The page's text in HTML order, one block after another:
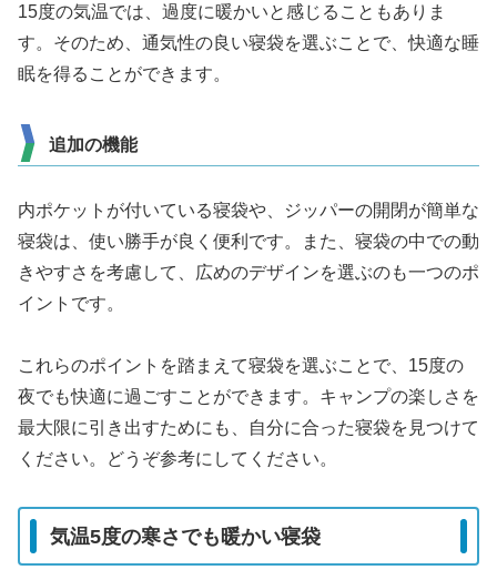
15度の気温では、過度に暖かいと感じることもありま
す。そのため、通気性の良い寝袋を選ぶことで、快適な睡
眠を得ることができます。
追加の機能
内ポケットが付いている寝袋や、ジッパーの開閉が簡単な
寝袋は、使い勝手が良く便利です。また、寝袋の中での動
きやすさを考慮して、広めのデザインを選ぶのも一つのポ
イントです。
これらのポイントを踏まえて寝袋を選ぶことで、15度の
夜でも快適に過ごすことができます。キャンプの楽しさを
最大限に引き出すためにも、自分に合った寝袋を見つけて
ください。どうぞ参考にしてください。
気温5度の寒さでも暖かい寝袋